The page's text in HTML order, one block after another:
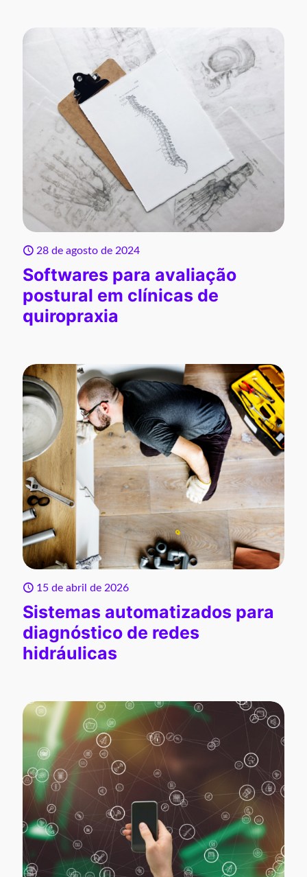
28 de agosto de 2024
Softwares para avaliação
postural em clínicas de
quiropraxia
15 de abril de 2026
Sistemas automatizados para
diagnóstico de redes
hidráulicas